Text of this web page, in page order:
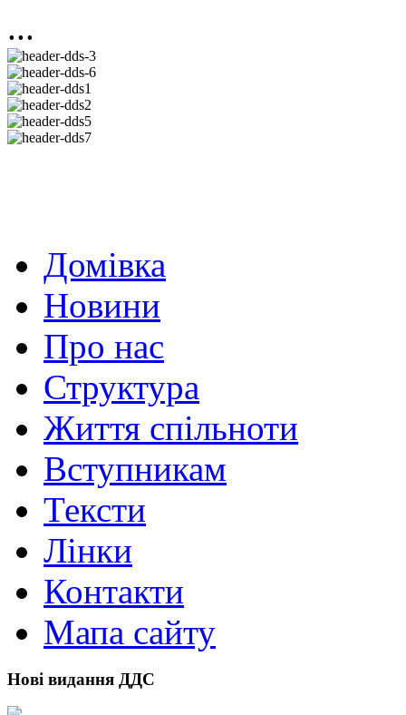
...
Домівка
Новини
Про нас
Структура
Життя спільноти
Вступникам
Тексти
Лінки
Контакти
Мапа сайту
Нові видання ДДС